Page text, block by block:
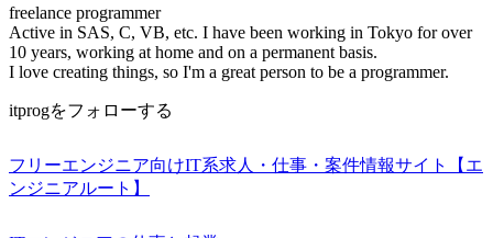
freelance programmer
Active in SAS, C, VB, etc. I have been working in Tokyo for over
10 years, working at home and on a permanent basis.
I love creating things, so I'm a great person to be a programmer.
itprogをフォローする
フリーエンジニア向けIT系求人・仕事・案件情報サイト【エ
ンジニアルート】